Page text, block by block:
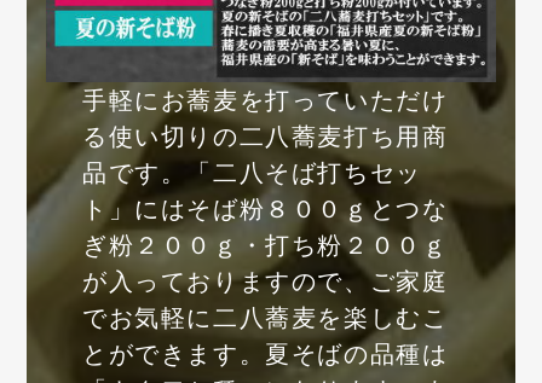
手軽にお蕎麦を打っていただけ
る使い切りの二八蕎麦打ち用商
品です。「二八そば打ちセッ
ト」にはそば粉８００ｇとつな
ぎ粉２００ｇ・打ち粉２００ｇ
が入っておりますので、ご家庭
でお気軽に二八蕎麦を楽しむこ
とができます。夏そばの品種は